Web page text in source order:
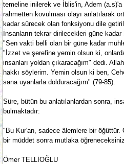
temeline inilerek ve İblis'in, Adem
rahmetten kovulması olayı anlatılarak
kadar sürecek olan fonksiyonu dile
İnsanların tekrar dirilecekleri güne
"Sen vakti belli olan bir güne kadar
"İzzet ve şerefine yemin olsun ki,
insanları yoldan çıkaracağım" dedi.
hakkı söylerim. Yemin olsun ki ben,
sana uyanlarla dolduracağım" (79-85).
Süre, bütün bu anlatılanlardan sonra,
bulmaktadır:
"Bu Kur'an, sadece âlemlere bir öğüttür.
bir müddet sonra mutlaka
Ömer TELLİOĞLU